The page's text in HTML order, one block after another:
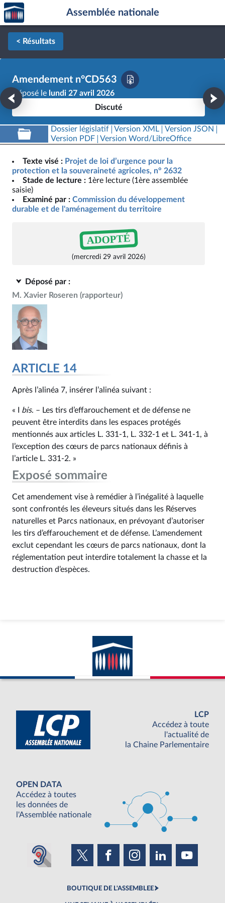
Aller au contenu
Aller en bas de la page
Accèder
à la
page
d'accueil
Assemblée nationale
< Résultats
Amendement n°CD563
Déposé le lundi 27 avril 2026
Discuté
Dossier législatif Version XML
Version JSON
Version PDF
Version Word/LibreOffice
Texte visé : Projet de loi d’urgence pour la
protection et la souveraineté agricoles, n° 2632
Stade de lecture : 1ère lecture (1ère assemblée
saisie)
Examiné par : Commission du développement
durable et de l'aménagement du territoire
ADOPTÉ
(mercredi 29 avril 2026)
Déposé par :
M. Xavier Roseren (rapporteur)
ARTICLE 14
Après l’alinéa 7, insérer l’alinéa suivant :
« I bis. – Les tirs d’effarouchement et de défense ne
peuvent être interdits dans les espaces protégés
mentionnés aux articles L. 331‑1, L. 332‑1 et L. 341‑1, à
l’exception des cœurs de parcs nationaux définis à
l’article L. 331‑2. »
Exposé sommaire
Cet amendement vise à remédier à l’inégalité à laquelle
sont confrontés les éleveurs situés dans les Réserves
naturelles et Parcs nationaux, en prévoyant d’autoriser
les tirs d’effarouchement et de défense. L’amendement
exclut cependant les cœurs de parcs nationaux, dont la
réglementation peut interdire totalement la chasse et la
destruction d’espèces.
LCP
Accédez à toute
l'actualité de
la Chaine Parlementaire
OPEN DATA
Accédez à toutes
les données de
l'Assemblée nationale
BOUTIQUE DE L'ASSEMBLEE